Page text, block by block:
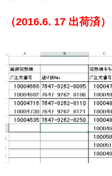
（2016.6. 17出荷済）